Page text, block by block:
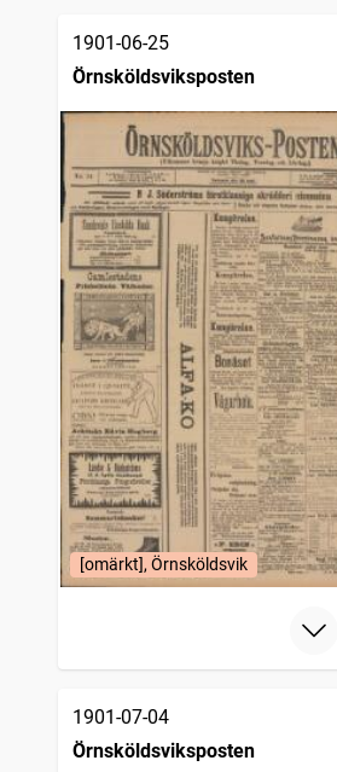
1901-06-25
Örnsköldsviksposten
[omärkt], Örnsköldsvik
1901-07-04
Örnsköldsviksposten